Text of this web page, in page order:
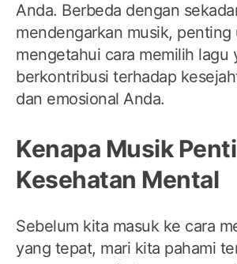
Anda. Berbeda dengan
mendengarkan musik, penting
mengetahui cara memilih lagu
berkontribusi terhadap
dan emosional Anda.
Kenapa Musik
Kesehatan Mental
Sebelum kita masuk ke cara
yang tepat, mari kita pahami